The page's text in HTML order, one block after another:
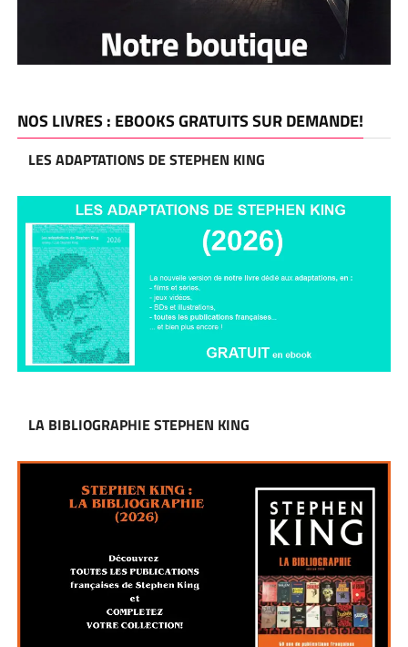
NOS LIVRES : EBOOKS GRATUITS SUR DEMANDE!
LES ADAPTATIONS DE STEPHEN KING
LA BIBLIOGRAPHIE STEPHEN KING